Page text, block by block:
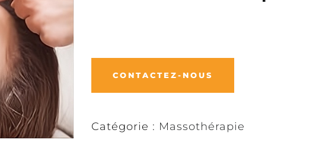
CONTACTEZ-NOUS
Catégorie : Massothérapie